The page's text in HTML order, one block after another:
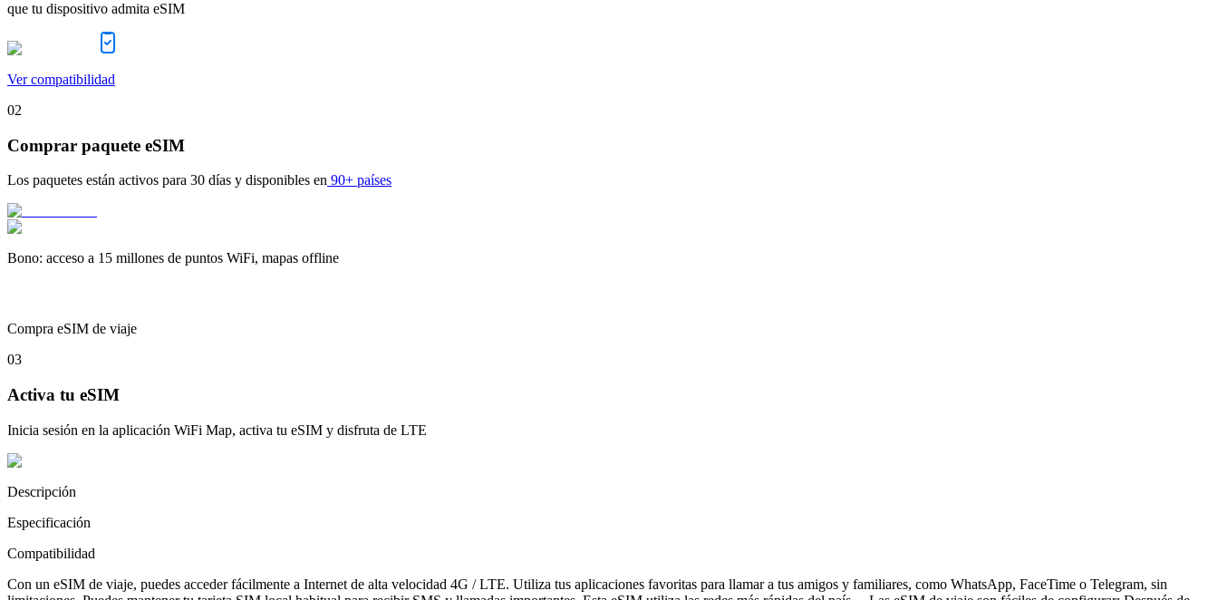
que tu dispositivo admita eSIM
Ver compatibilidad
02
Comprar paquete eSIM
Los paquetes están activos para 30 días y disponibles en 90+ países
Bono: acceso a 15 millones de puntos WiFi, mapas offline
Compra eSIM de viaje
03
Activa tu eSIM
Inicia sesión en la aplicación WiFi Map, activa tu eSIM y disfruta de LTE
Descripción
Especificación
Compatibilidad
Con un eSIM de viaje, puedes acceder fácilmente a Internet de alta velocidad 4G / LTE. Utiliza tus aplicaciones favoritas para llamar a tus amigos y familiares, como WhatsApp, FaceTime o Telegram, sin